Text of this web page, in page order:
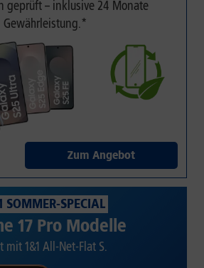
geprüft – inklusive 24 Monate
Gewährleistung.*
Zum Angebot
SOMMER-SPECIAL
17 Pro Modelle
mit 1&1 All-Net-Flat S.